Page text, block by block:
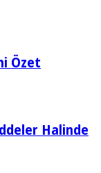
Özet
Halinde